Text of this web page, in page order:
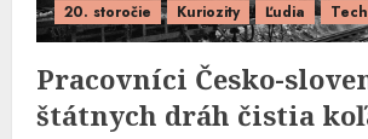
20. storočie Kuriozity Ľudia
Pracovníci Česko-
štátnych dráh čistia